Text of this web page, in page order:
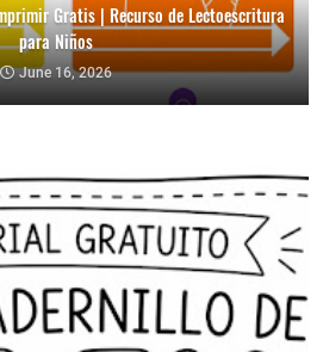
Gratis | Recurso de Lectoescritura
para Niños
June 16, 2026